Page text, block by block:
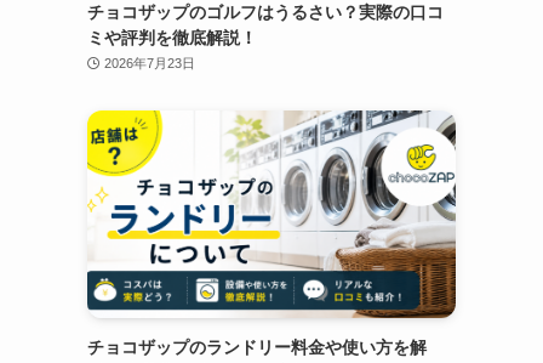
チョコザップのゴルフはうるさい？実際の口コ
ミや評判を徹底解説！
2026年7月23日
チョコザップのランドリー料金や使い方を解